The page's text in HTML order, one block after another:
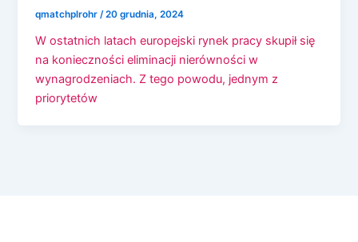
qmatchplrohr/20 grudnia, 2024
W ostatnich latach europejski rynek pracy skupił się
na konieczności eliminacji nierówności w
wynagrodzeniach. Z tego powodu, jednym z
priorytetów